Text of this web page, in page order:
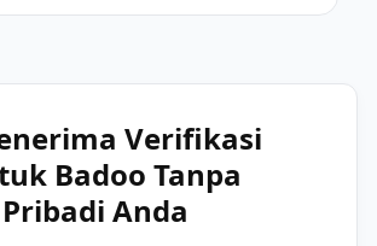
Verifikasi
Badoo Tanpa
Anda